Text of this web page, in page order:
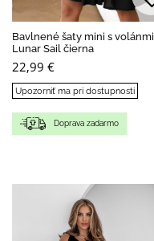
Bavlnené šaty mini s volánmi
Lunar Sail čierna
22,99 €
Upozorniť ma pri dostupnosti
Doprava zadarmo